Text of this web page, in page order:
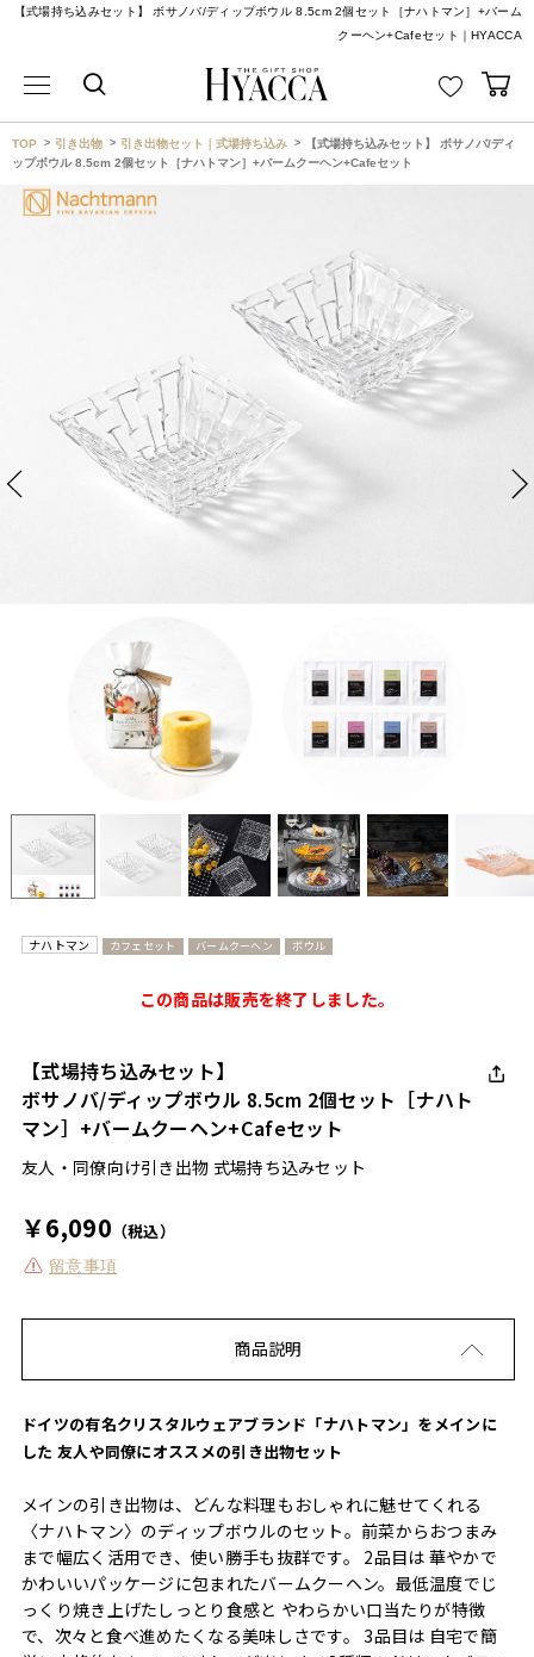
【式場持ち込みセット】 ボサノバ/ディップボウル 8.5cm 2個セット［ナハトマン］+バーム
クーヘン+Cafeセット｜HYACCA
TOP 引き出物 引き出物セット｜式場持ち込み
【式場持ち込みセット】 ボサノバ/ディ
ップボウル 8.5cm 2個セット［ナハトマン］+バームクーヘン+Cafeセット
ナハトマン カフェセット バームクーヘン ボウル
【式場持ち込みセット】
ボサノバ/ディップボウル 8.5cm 2個セット［ナハト
マン］+バームクーヘン+Cafeセット
友人・同僚向け引き出物 式場持ち込みセット
￥6,090 （税込）
留意事項
この商品は販売を終了しました。
商品説明
ドイツの有名クリスタルウェアブランド「ナハトマン」をメインに
した 友人や同僚にオススメの引き出物セット
メインの引き出物は、どんな料理もおしゃれに魅せてくれる
〈ナハトマン〉のディップボウルのセット。前菜からおつまみ
まで幅広く活用でき、使い勝手も抜群です。 2品目は 華やかで
かわいいパッケージに包まれたバームクーヘン。最低温度でじ
っくり焼き上げたしっとり食感と やわらかい口当たりが特徴
で、次々と食べ進めたくなる美味しさです。 3品目は 自宅で簡